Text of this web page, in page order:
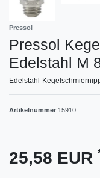
Pressol
Pressol
Edelstahl M
Edelstahl-
Artikelnummer 15910
25,58 EUR